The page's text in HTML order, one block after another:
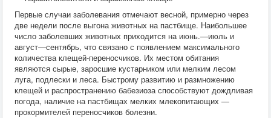
Первые случаи заболевания отмечают весной, примерно через
две недели после выгона животных на пастбище. Наибольшее
число заболевших животных приходится на июнь.—июль и
август—сентябрь, что связано с появлением максимального
количества клещей-переносчиков. Их местом обитания
являются сырые, заросшие кустарником или мелким лесом
луга, подлески и леса. Быстрому развитию и размножению
клещей и распространению бабезиоза способствуют дождливая
погода, наличие на пастбищах мелких млекопитающих —
прокормителей переносчиков болезни.